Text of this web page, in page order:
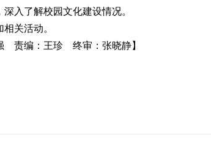
入了解校园文化建设情况。
关活动。
责编：王珍 终审：张晓静】